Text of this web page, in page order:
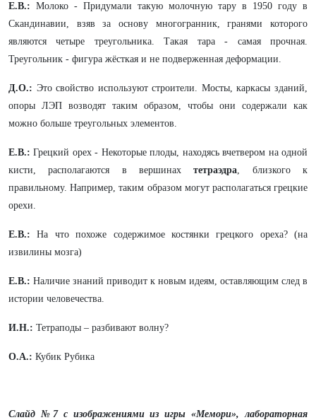
Е.В.: Молоко - Придумали такую молочную тару в 1950 году в
Скандинавии, взяв за основу многогранник, гранями которого
являются четыре треугольника. Такая тара - самая прочная.
Треугольник - фигура жёсткая и не подверженная деформации.
Д.О.: Это свойство используют строители. Мосты, каркасы зданий,
опоры ЛЭП возводят таким образом, чтобы они содержали как
можно больше треугольных элементов.
Е.В.: Грецкий орех - Некоторые плоды, находясь вчетвером на одной
кисти, располагаются в вершинахтетраэдра, близкого к
правильному. Например, таким образом могут располагаться грецкие
орехи.
Е.В.: На что похоже содержимое костянки грецкого ореха? (на
извилины мозга)
Е.В.: Наличие знаний приводит к новым идеям, оставляющим след в
истории человечества.
И.Н.: Тетраподы – разбивают волну?
О.А.: Кубик Рубика
Слайд №7 с изображениями из игры «Мемори», лабораторная